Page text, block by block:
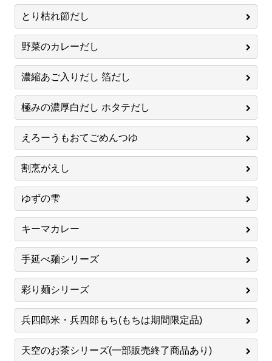
とり枯れ節だし
野菜のカレーだし
濃縮あご入りだし 箔だし
極みの濃厚白だし ホタテだし
えろーうもおてごめんつゆ
割烹がえし
ゆずの雫
キーマカレー
手延べ麺シリーズ
彩り麺シリーズ
兵四郎米・兵四郎もち(もちは期間限定品)
天空のお茶シリーズ(一部販売終了商品あり)